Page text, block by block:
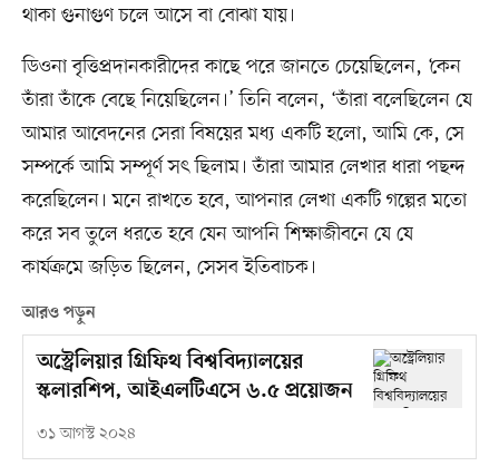
থাকা গুনাগুণ চলে আসে বা বোঝা যায়।
ডিওনা বৃত্তিপ্রদানকারীদের কাছে পরে জানতে চেয়েছিলেন, ‘কেন
তাঁরা তাঁকে বেছে নিয়েছিলেন।’ তিনি বলেন, ‘তাঁরা বলেছিলেন যে
আমার আবেদনের সেরা বিষয়ের মধ্য একটি হলো, আমি কে, সে
সম্পর্কে আমি সম্পূর্ণ সৎ ছিলাম। তাঁরা আমার লেখার ধারা পছন্দ
করেছিলেন। মনে রাখতে হবে, আপনার লেখা একটি গল্পের মতো
করে সব তুলে ধরতে হবে যেন আপনি শিক্ষাজীবনে যে যে
কার্যক্রমে জড়িত ছিলেন, সেসব ইতিবাচক।
আরও পড়ুন
অস্ট্রেলিয়ার গ্রিফিথ বিশ্ববিদ্যালয়ের
স্কলারশিপ, আইএলটিএসে ৬.৫ প্রয়োজন
৩১ আগস্ট ২০২৪